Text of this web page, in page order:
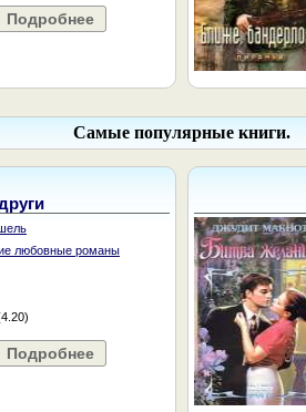
Подробнее
Самые популярные книги.
любовные романы
Подробнее